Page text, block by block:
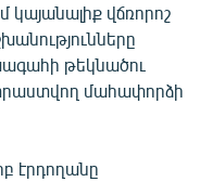
կայանալիք վճռորոշ
թեկնածու
մահափորձի
էրդողանը